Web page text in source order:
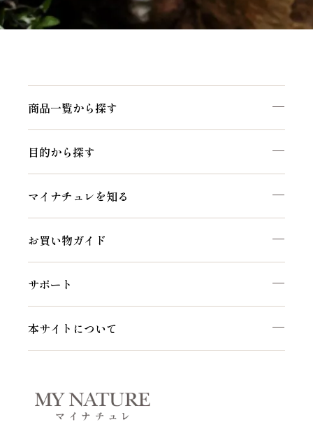
商品一覧から探す
目的から探す
マイナチュレを知る
お買い物ガイド
サポート
本サイトについて